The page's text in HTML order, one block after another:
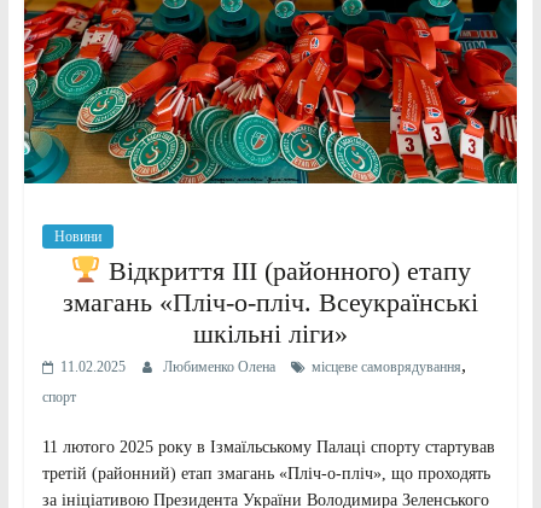
Новини
Відкриття ІІІ (районного) етапу
змагань «Пліч-о-пліч. Всеукраїнські
шкільні ліги»
11.02.2025 Любименко Олена місцеве самоврядування,
спорт
11 лютого 2025 року в Ізмаїльському Палаці спорту стартував
третій (районний) етап змагань «Пліч-о-пліч», що проходять
за ініціативою Президента України Володимира Зеленського